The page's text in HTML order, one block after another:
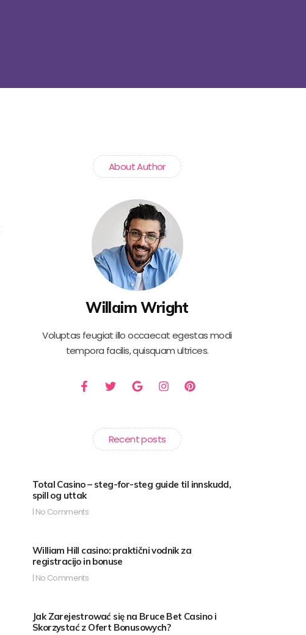
About Author
Willaim Wright
Voluptas feugiat illo occaecat egestas modi
tempora facilis, quisquam ultrices.
a
c
w
e
r
o
o
e
n
g
r
a
i
n
Recent posts
Total Casino – steg-for-steg guide til innskudd,
spill og uttak
No Comments
William Hill casino: praktični vodnik za
registracijo in bonuse
No Comments
Jak Zarejestrować się na Bruce Bet Casino i
Skorzystać z Ofert Bonusowych?